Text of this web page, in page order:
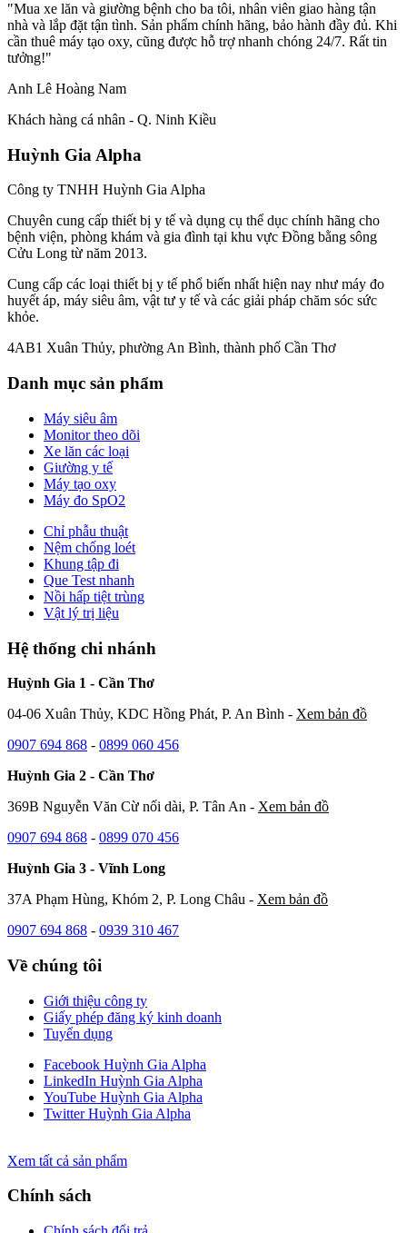
"Mua xe lăn và giường bệnh cho ba tôi, nhân viên giao hàng tận
nhà và lắp đặt tận tình. Sản phẩm chính hãng, bảo hành đầy đủ. Khi
cần thuê máy tạo oxy, cũng được hỗ trợ nhanh chóng 24/7. Rất tin
tưởng!"
Anh Lê Hoàng Nam
Khách hàng cá nhân - Q. Ninh Kiều
Huỳnh Gia Alpha
Công ty TNHH Huỳnh Gia Alpha
Chuyên cung cấp thiết bị y tế và dụng cụ thể dục chính hãng cho
bệnh viện, phòng khám và gia đình tại khu vực Đồng bằng sông
Cửu Long từ năm 2013.
Cung cấp các loại thiết bị y tế phổ biến nhất hiện nay như máy đo
huyết áp, máy siêu âm, vật tư y tế và các giải pháp chăm sóc sức
khỏe.
4AB1 Xuân Thủy, phường An Bình, thành phố Cần Thơ
Danh mục sản phẩm
Máy siêu âm
Monitor theo dõi
Xe lăn các loại
Giường y tế
Máy tạo oxy
Máy đo SpO2
Chỉ phẫu thuật
Nệm chống loét
Khung tập đi
Que Test nhanh
Nồi hấp tiệt trùng
Vật lý trị liệu
Hệ thống chi nhánh
Huỳnh Gia 1 - Cần Thơ
04-06 Xuân Thủy, KDC Hồng Phát, P. An Bình - Xem bản đồ
0907 694 868 - 0899 060 456
Huỳnh Gia 2 - Cần Thơ
369B Nguyễn Văn Cừ nối dài, P. Tân An - Xem bản đồ
0907 694 868 - 0899 070 456
Huỳnh Gia 3 - Vĩnh Long
37A Phạm Hùng, Khóm 2, P. Long Châu - Xem bản đồ
0907 694 868 - 0939 310 467
Về chúng tôi
Giới thiệu công ty
Giấy phép đăng ký kinh doanh
Tuyển dụng
Facebook Huỳnh Gia Alpha
LinkedIn Huỳnh Gia Alpha
YouTube Huỳnh Gia Alpha
Twitter Huỳnh Gia Alpha
Xem tất cả sản phẩm
Chính sách